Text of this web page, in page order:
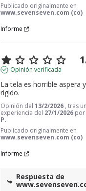
Publicado originalmente en
www.sevenseven.com (co)
Informe
1
Opinión verificada
La tela es horrible aspera
rigido.
Opinión del13/2/2026, tras
experiencia del 27/1/2026
P.
Publicado originalmente en
www.sevenseven.com (co)
Informe
Respuesta de